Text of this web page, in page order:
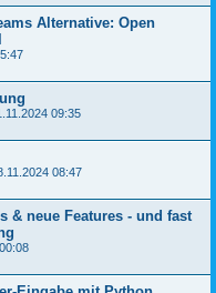
Alternative: Open
09:35
08:47
& neue Features - und fast